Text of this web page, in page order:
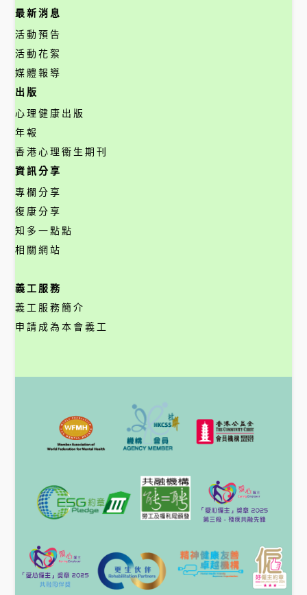
最新消息
活動預告
活動花絮
媒體報導
出版
心理健康出版
年報
香港心理衞生期刊
資訊分享
專欄分享
復康分享
知多一點點
相關網站
義工服務
義工服務簡介
申請成為本會義工